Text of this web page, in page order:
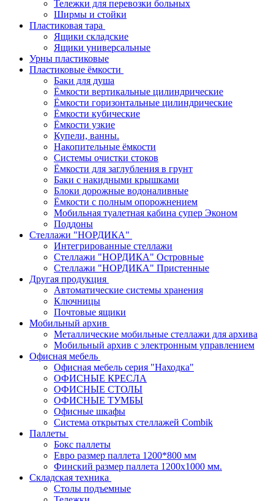
Тележки для перевозки больных
Ширмы и стойки
Пластиковая тара
Ящики складские
Ящики универсальные
Урны пластиковые
Пластиковые ёмкости
Баки для душа
Ёмкости вертикальные цилиндрические
Ёмкости горизонтальные цилиндрические
Ёмкости кубические
Ёмкости узкие
Купели, ванны.
Накопительные ёмкости
Системы очистки стоков
Ёмкости для заглубления в грунт
Баки с накидными крышками
Блоки дорожные водоналивные
Ёмкости с полным опорожнением
Мобильная туалетная кабина супер Эконом
Поддоны
Стеллажи "НОРДИКА"
Интегрированные стеллажи
Стеллажи "НОРДИКА" Островные
Стеллажи "НОРДИКА" Пристенные
Другая продукция
Автоматические системы хранения
Ключницы
Почтовые ящики
Мобильный архив
Металлические мобильные стеллажи для архива
Мобильный архив с электронным управлением
Офисная мебель
Офисная мебель серия "Находка"
ОФИСНЫЕ КРЕСЛА
ОФИСНЫЕ СТОЛЫ
ОФИСНЫЕ ТУМБЫ
Офисные шкафы
Система открытых стеллажей Combik
Паллеты
Бокс паллеты
Евро размер паллета 1200*800 мм
Финский размер паллета 1200х1000 мм.
Складская техника
Столы подъемные